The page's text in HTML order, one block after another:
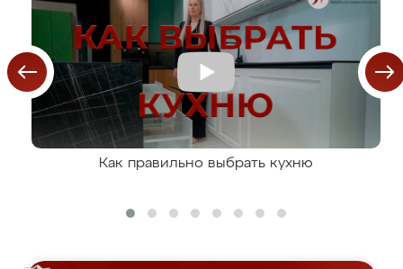
Как правильно выбрать кухню